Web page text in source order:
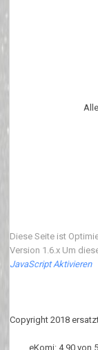
Diese Seite ist
Version 1.6.x Um
JavaScript Aktivieren
Copyright 2018
eKomi:4.90 von 5